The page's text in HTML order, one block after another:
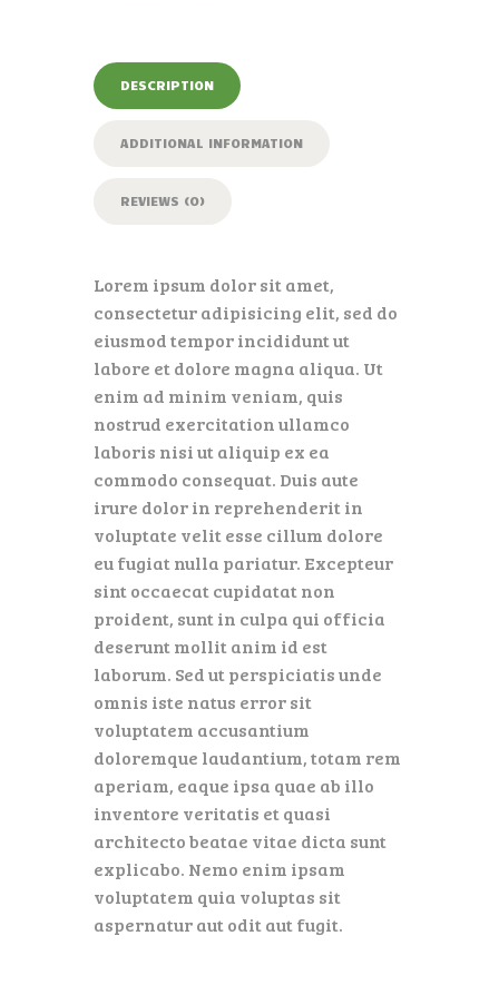
DESCRIPTION
ADDITIONAL INFORMATION
REVIEWS (0)
Lorem ipsum dolor sit amet,
consectetur adipisicing elit, sed do
eiusmod tempor incididunt ut
labore et dolore magna aliqua. Ut
enim ad minim veniam, quis
nostrud exercitation ullamco
laboris nisi ut aliquip ex ea
commodo consequat. Duis aute
irure dolor in reprehenderit in
voluptate velit esse cillum dolore
eu fugiat nulla pariatur. Excepteur
sint occaecat cupidatat non
proident, sunt in culpa qui officia
deserunt mollit anim id est
laborum. Sed ut perspiciatis unde
omnis iste natus error sit
voluptatem accusantium
doloremque laudantium, totam rem
aperiam, eaque ipsa quae ab illo
inventore veritatis et quasi
architecto beatae vitae dicta sunt
explicabo. Nemo enim ipsam
voluptatem quia voluptas sit
aspernatur aut odit aut fugit.